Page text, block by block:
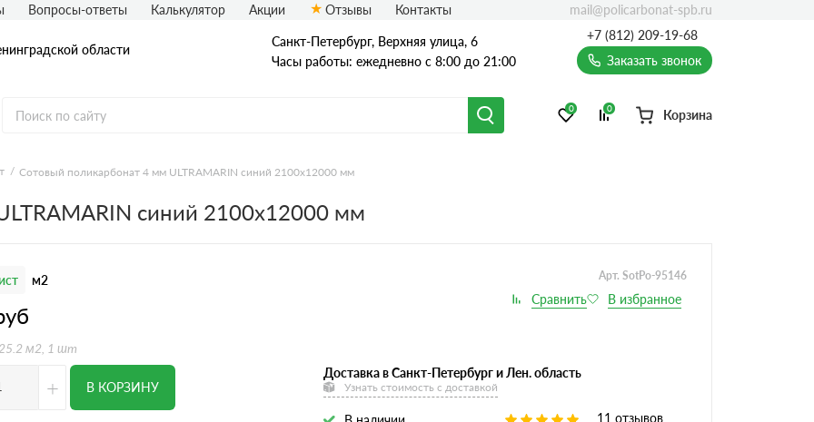
области
Санкт-Петербург, Верхняя улица, 6
Часы работы: ежедневно с 8:00 до 21:00
+7 (812) 209-19-68
Заказать звонок
0 0 Корзина
Вопросы-ответы Калькулятор Акции Отзывы Контакты mail@policarbonat-spb.ru
Сотовый поликарбонат 4 мм ULTRAMARIN синий 2100х12000 мм
синий 2100х12000 мм
м2
25.2 м2, 1 шт
Арт. SotPo-95146
+ В КОРЗИНУ
Доставка в Санкт-Петербург и Лен. область
Узнать стоимость с доставкой
11 отзывов